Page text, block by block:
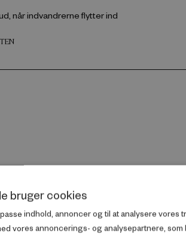
når indvandrerne flytter ind
bruger cookies
indhold, annoncer og til at analysere vores
vores annoncerings- og analysepartnere, som